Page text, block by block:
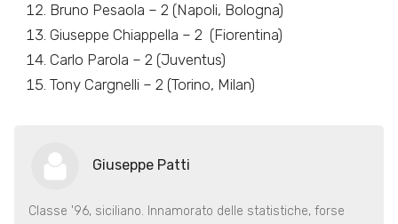
Bruno Pesaola – 2 (Napoli, Bologna)
Giuseppe Chiappella – 2 (Fiorentina)
Carlo Parola – 2 (Juventus)
Tony Cargnelli – 2 (Torino, Milan)
Giuseppe Patti
Classe '96, siciliano. Innamorato delle statistiche, forse